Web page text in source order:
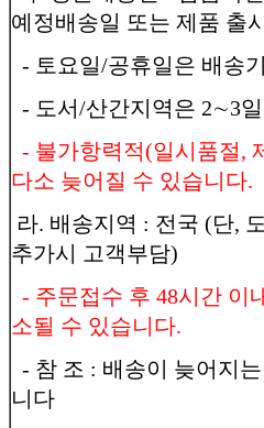
예정배송일 또는 제품 출
- 토요일/공휴일은 배송
- 도서/산간지역은 2∼3
- 불가항력적(일시품절,
다소 늦어질 수 있습니다.
라. 배송지역 : 전국 (단,
추가시 고객부담)
- 주문접수 후 48시간 이
소될 수 있습니다.
- 참 조 : 배송이 늦어지
니다